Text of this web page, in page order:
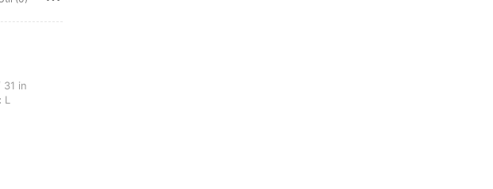
/ 35 in, Cintura: 63 cm / 25 in, Forma del cuerpo: Rectángulo, Color: Negro, Talla: L
31 in
L